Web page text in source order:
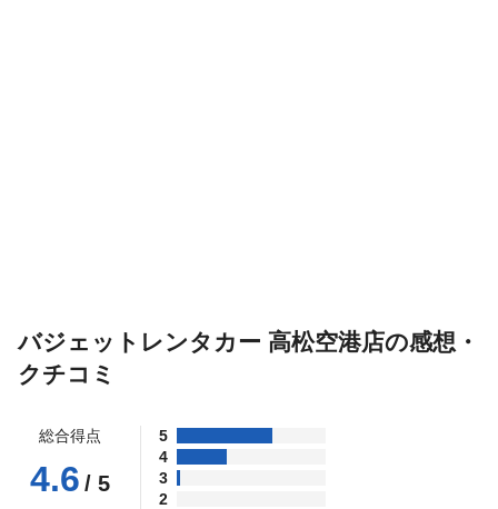
バジェットレンタカー 高松空港店の感想・
クチコミ
総合得点
4.6 / 5
5
4
3
2